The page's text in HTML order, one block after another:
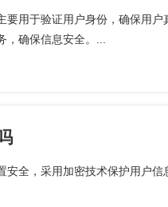
用于验证用户身份，确保用户
确保信息安全。...
全，采用加密技术保护用户